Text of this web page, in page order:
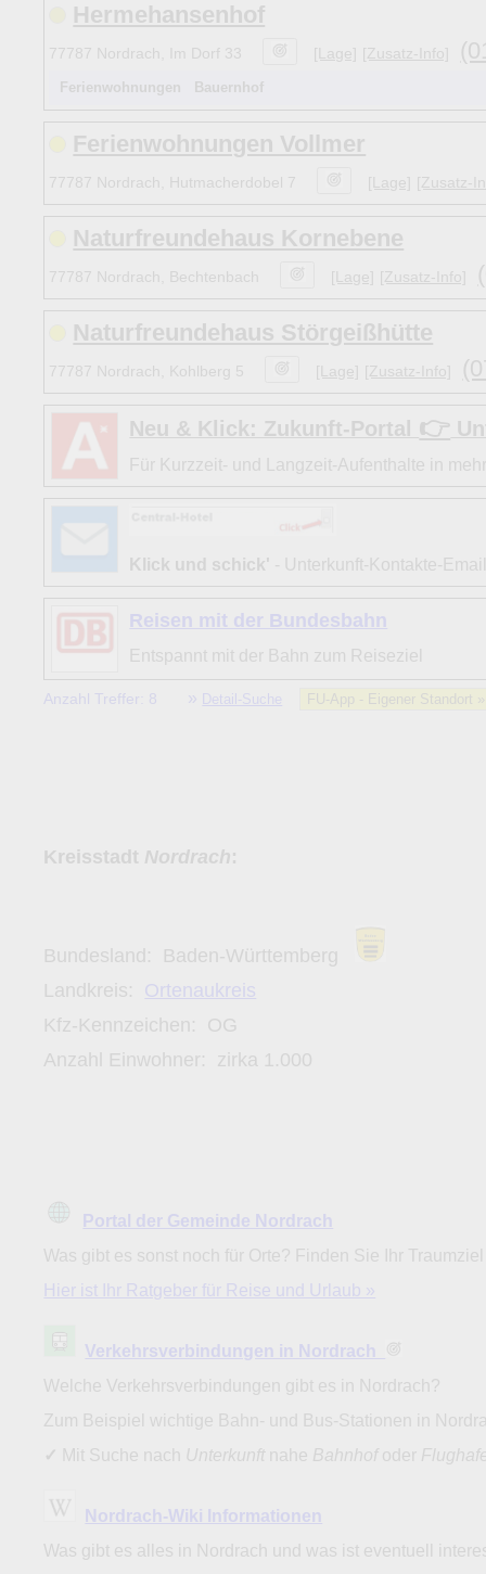
Hermehansenhof
77787 Nordrach, Im Dorf 33 [Lage] [Zusatz-Info]
Ferienwohnungen Bauernhof
Ferienwohnungen Vollmer
77787 Nordrach, Hutmacherdobel 7 [Lage] [Zusatz-
Naturfreundehaus Kornebene
77787 Nordrach, Bechtenbach [Lage] [Zusatz-Info]
Naturfreundehaus Störgeißhütte
77787 Nordrach, Kohlberg 5 [Lage] [Zusatz-Info]
Neu & Klick: Zukunft-Portal 👉
Für Kurzzeit- und Langzeit-Aufenthalte in mehr
Klick und schick' - Unterkunft-Kontakte-
Reisen mit der Bundesbahn
Entspannt mit der Bahn zum Reiseziel
Anzahl Treffer: 8 » Detail-Suche FU-App - Eigener Standort »
Kreisstadt Nordrach:
Bundesland: Baden-Württemberg
Landkreis: Ortenaukreis
Kfz-Kennzeichen: OG
Anzahl Einwohner: zirka 1.000
Portal der Gemeinde Nordrach
Was gibt es sonst noch für Orte? Finden Sie Ihr
Hier ist Ihr Ratgeber für Reise und Urlaub »
Verkehrsverbindungen in Nordrach
Welche Verkehrsverbindungen gibt es in Nordrach?
Zum Beispiel wichtige Bahn- und Bus-Stationen in
✓ Mit Suche nach Unterkunft nahe Bahnhofoder
Nordrach-Wiki Informationen
Was gibt es alles in Nordrach und was ist eventuell